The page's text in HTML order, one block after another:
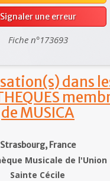
Signaler une erreur
Fiche n°173693
dans
de MUSICA
Strasbourg, France
Musicale de l'Union
Sainte Cécile